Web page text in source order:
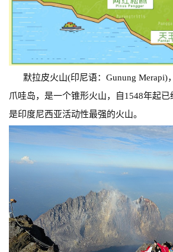
默拉皮火山(印尼语：Gunung Merapi)
爪哇岛，是一个锥形火山，自1548年起已
是印度尼西亚活动性最强的火山。